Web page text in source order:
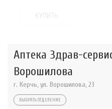
Аптека Здрав-
Ворошилова
г. Керчь, ул. Ворошилова, 23
ВЫБРАТЬ ОТДЕЛЕНИЕ